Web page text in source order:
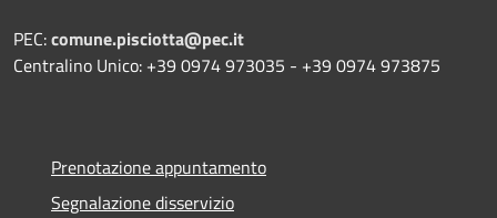
PEC:comune.pisciotta@pec.it
Centralino Unico: +39 0974 973035 - +39 0974 973875
Prenotazione appuntamento
Segnalazione disservizio